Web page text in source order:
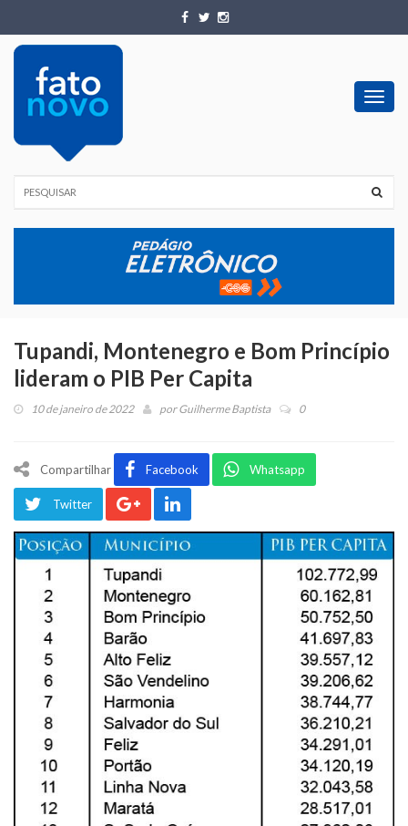
Tupandi, Montenegro e Bom Princípio
lideram o PIB Per Capita
10 de janeiro de 2022 porGuilherme Baptista 0
Compartilhar Facebook Whatsapp
Twitter